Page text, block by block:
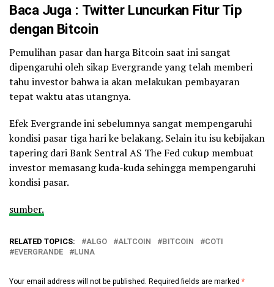
Baca Juga : Twitter Luncurkan Fitur Tip
dengan Bitcoin
Pemulihan pasar dan harga Bitcoin saat ini sangat
dipengaruhi oleh sikap Evergrande yang telah memberi
tahu investor bahwa ia akan melakukan pembayaran
tepat waktu atas utangnya.
Efek Evergrande ini sebelumnya sangat mempengaruhi
kondisi pasar tiga hari ke belakang. Selain itu isu kebijakan
tapering dari Bank Sentral AS The Fed cukup membuat
investor memasang kuda-kuda sehingga mempengaruhi
kondisi pasar.
sumber.
RELATED TOPICS: ALGO ALTCOIN BITCOIN
COTI
EVERGRANDE
LUNA
Your email address will not be published. Required fields are marked *